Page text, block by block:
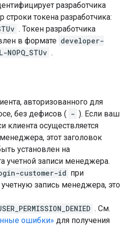
разработчика
токена разработчика:
. Токен разработчика
в формате developer-
.
авторизованного для
без дефисов ( - ). Если ваш
клиента осуществляется
этот заголовок
установлен на
учетной записи менеджера.
customer-id при
запись менеджера, это
. См.
ошибки» для получения